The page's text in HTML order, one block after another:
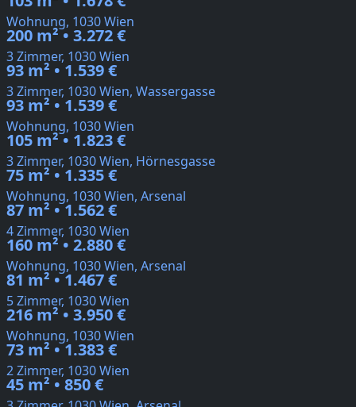
Wohnung, 1030 Wien
200 m² • 3.272 €
3 Zimmer, 1030 Wien
93 m² • 1.539 €
3 Zimmer, 1030 Wien, Wassergasse
93 m² • 1.539 €
Wohnung, 1030 Wien
105 m² • 1.823 €
3 Zimmer, 1030 Wien, Hörnesgasse
75 m² • 1.335 €
Wohnung, 1030 Wien, Arsenal
87 m² • 1.562 €
4 Zimmer, 1030 Wien
160 m² • 2.880 €
Wohnung, 1030 Wien, Arsenal
81 m² • 1.467 €
5 Zimmer, 1030 Wien
216 m² • 3.950 €
Wohnung, 1030 Wien
73 m² • 1.383 €
2 Zimmer, 1030 Wien
45 m² • 850 €